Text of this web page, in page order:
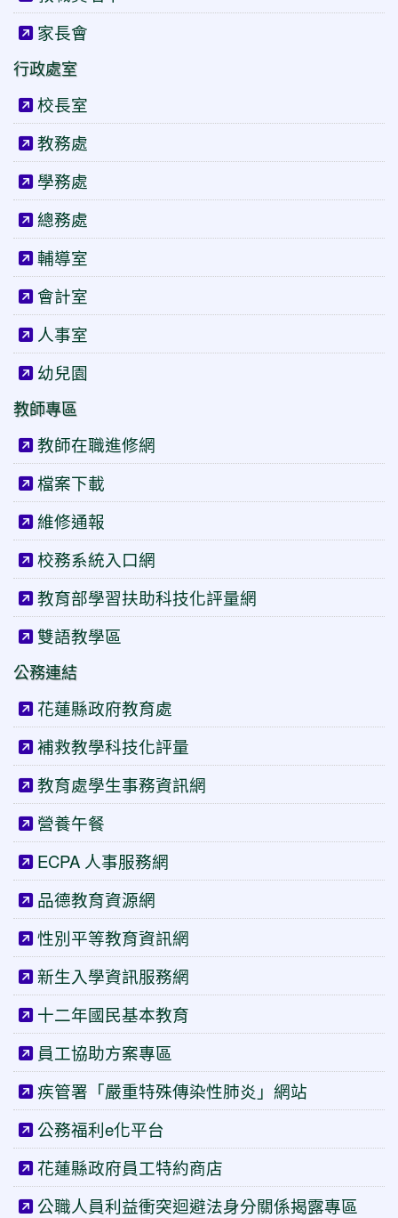
家長會
行政處室
校長室
教務處
學務處
總務處
輔導室
會計室
人事室
幼兒園
教師專區
教師在職進修網
檔案下載
維修通報
校務系統入口網
教育部學習扶助科技化評量網
雙語教學區
公務連結
花蓮縣政府教育處
補救教學科技化評量
教育處學生事務資訊網
營養午餐
ECPA 人事服務網
品德教育資源網
性別平等教育資訊網
新生入學資訊服務網
十二年國民基本教育
員工協助方案專區
疾管署「嚴重特殊傳染性肺炎」網站
公務福利e化平台
花蓮縣政府員工特約商店
公職人員利益衝突迴避法身分關係揭露專區